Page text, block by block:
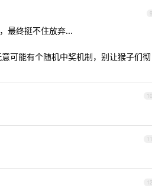
9
最终挺不住放弃...
可能有个随机中奖机制，别让猴子们彻
10
11
12